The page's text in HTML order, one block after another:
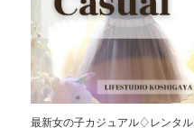
最新女の子カジュアル♢レンタル